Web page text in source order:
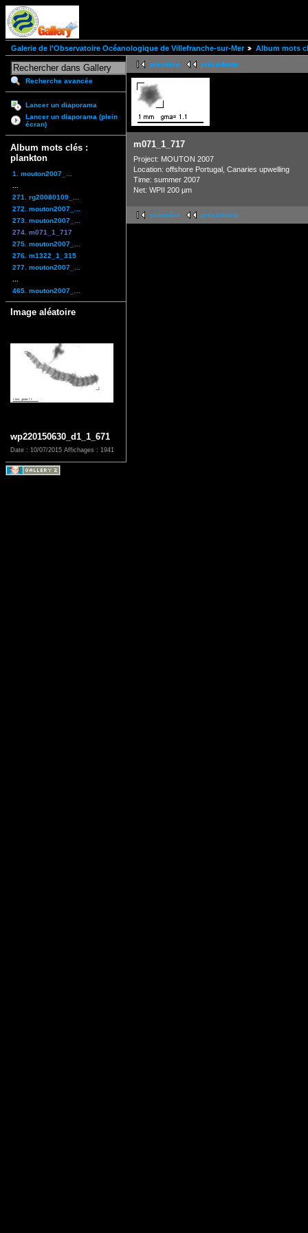
Galerie de l'Observatoire Océanologique de Villefranche-sur-Mer Album mots
Recherche avancée
Lancer un diaporama
Lancer un diaporama (plein
écran)
Album mots clés :
plankton
1. mouton2007_...
271. rg20080109_...
272. mouton2007_...
273. mouton2007_...
274. m071_1_717
275. mouton2007_...
276. m1322_1_315
277. mouton2007_...
465. mouton2007_...
Image aléatoire
wp220150630_d1_1_671
Date : 10/07/2015 Affichages : 1941
première précédente
m071_1_717
Project: MOUTON 2007
Location: offshore Portugal, Canaries upwelling
Time: summer 2007
Net: WPII 200 µm
première précédente